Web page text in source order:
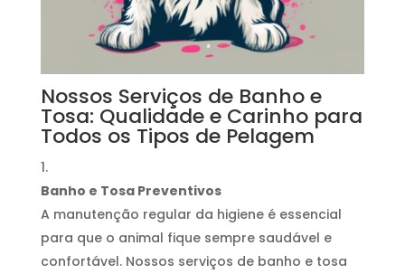
Nossos Serviços de Banho e
Tosa: Qualidade e Carinho para
Todos os Tipos de Pelagem
Banho e Tosa Preventivos
A manutenção regular da higiene é essencial
para que o animal fique sempre saudável e
confortável. Nossos serviços de banho e tosa